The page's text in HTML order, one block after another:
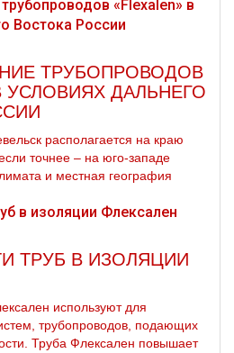
ТРУБОПРОВОДОВ
УСЛОВИЯХ ДАЛЬНЕГО
располагается на краю
точнее – на юго-западе
и местная география
ТРУБ В ИЗОЛЯЦИИ
используют для
трубопроводов, подающих
Труба Флексален повышает